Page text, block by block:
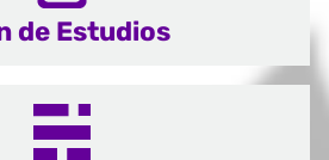
de Estudios